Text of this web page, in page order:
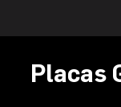
Placas